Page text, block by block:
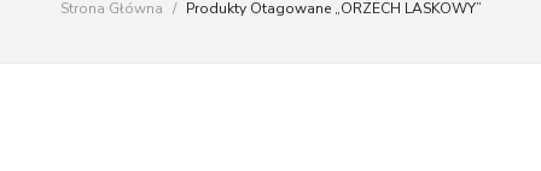
Strona Główna / Produkty Otagowane „ORZECH LASKOWY”